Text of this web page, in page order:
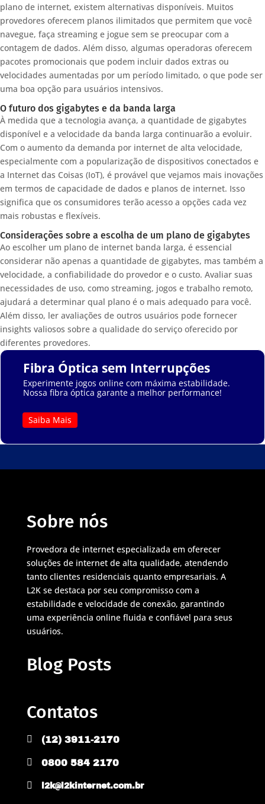
plano de internet, existem alternativas disponíveis. Muitos
provedores oferecem planos ilimitados que permitem que você
navegue, faça streaming e jogue sem se preocupar com a
contagem de dados. Além disso, algumas operadoras oferecem
pacotes promocionais que podem incluir dados extras ou
velocidades aumentadas por um período limitado, o que pode ser
uma boa opção para usuários intensivos.
O futuro dos gigabytes e da banda larga
À medida que a tecnologia avança, a quantidade de gigabytes
disponível e a velocidade da banda larga continuarão a evoluir.
Com o aumento da demanda por internet de alta velocidade,
especialmente com a popularização de dispositivos conectados e
a Internet das Coisas (IoT), é provável que vejamos mais inovações
em termos de capacidade de dados e planos de internet. Isso
significa que os consumidores terão acesso a opções cada vez
mais robustas e flexíveis.
Considerações sobre a escolha de um plano de gigabytes
Ao escolher um plano de internet banda larga, é essencial
considerar não apenas a quantidade de gigabytes, mas também a
velocidade, a confiabilidade do provedor e o custo. Avaliar suas
necessidades de uso, como streaming, jogos e trabalho remoto,
ajudará a determinar qual plano é o mais adequado para você.
Além disso, ler avaliações de outros usuários pode fornecer
insights valiosos sobre a qualidade do serviço oferecido por
diferentes provedores.
Fibra Óptica sem Interrupções
Experimente jogos online com máxima estabilidade.
Nossa fibra óptica garante a melhor performance!
Saiba Mais
Sobre nós
Provedora de internet especializada em oferecer
soluções de internet de alta qualidade, atendendo
tanto clientes residenciais quanto empresariais. A
L2K se destaca por seu compromisso com a
estabilidade e velocidade de conexão, garantindo
uma experiência online fluida e confiável para seus
usuários.
Blog Posts
Contatos
 (12) 3911-2170
 0800 584 2170
 l2k@l2kinternet.com.br